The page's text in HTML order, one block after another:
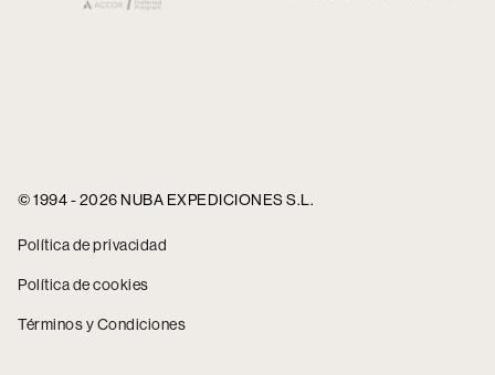
© 1994 - 2026 NUBA EXPEDICIONES S.L.
Política de privacidad
Política de cookies
Términos y Condiciones